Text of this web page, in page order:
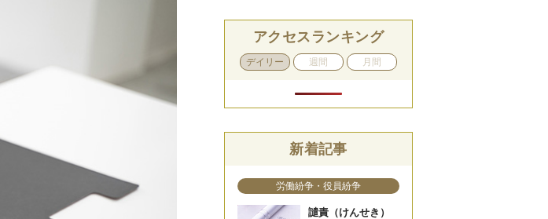
アクセスランキング
デイリー 週間 月間
新着記事
労働紛争・役員紛争
譴責（けんせき）